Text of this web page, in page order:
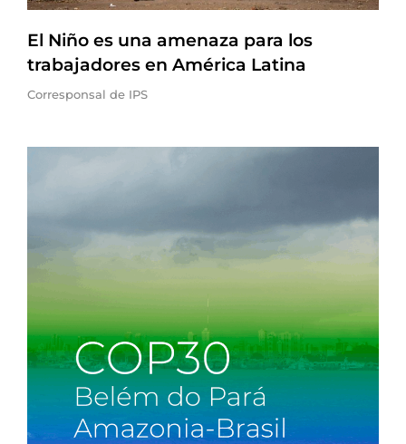
El Niño es una amenaza para los
trabajadores en América Latina
Corresponsal de IPS